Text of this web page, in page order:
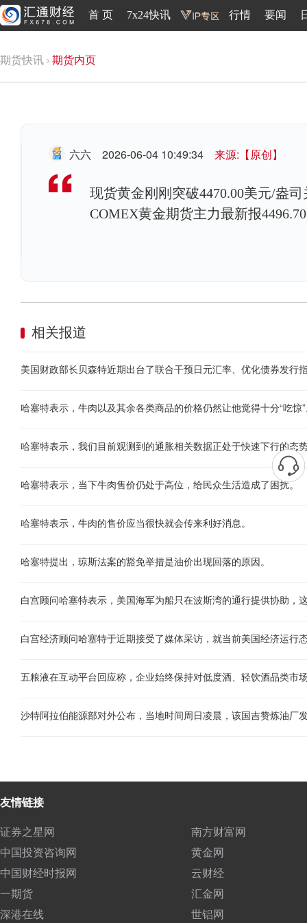
首 页 7x24快讯 行情 要闻
期货快讯 期货内页
六六 2026-06-04 10:49:34 来源:【原创】
现货黄金刚刚突破4470.00美元/盎
COMEX黄金期货主力最新报
相关报道
哈塞特表示，牛肉以及其余各类商品的价格仍然让他觉得十分“吃惊
哈塞特表示，我们目前观测到的通胀相关数据正处于快速下行的态
哈塞特表示，当下牛肉售价仍处于高位，给民众生活造成了困扰。
哈塞特表示，牛肉的售价应当很快就会传来利好消息。
哈塞特提出，琼斯法案的豁免举措是油价出现回落的原因。
白宫顾问哈塞特表示，美国海军为船只在波斯湾的通行提供协助，
友情链接
证券之星网
南方财富网
中国投资咨询网
黄金网
中国财经时报网
云财经
一期货
汇金网
深港在线
世铝网